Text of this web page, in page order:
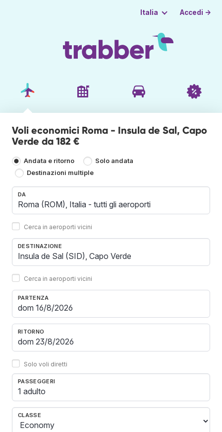
Italia Accedi →
Voli economici Roma - Insula de Sal, Capo
Verde da 182 €
Andata e ritorno
Solo andata
Destinazioni multiple
DA
Cerca in aeroporti vicini
DESTINAZIONE
Cerca in aeroporti vicini
PARTENZA
RITORNO
Solo voli diretti
PASSEGGERI
1 adulto
CLASSE